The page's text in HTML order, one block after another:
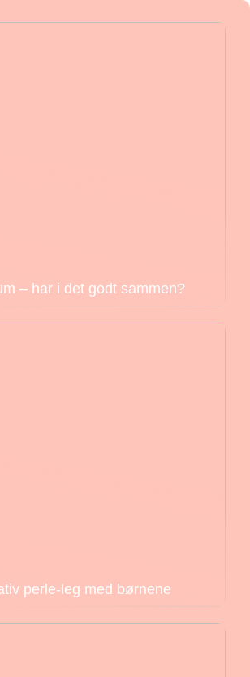
– har i det godt sammen?
perle-leg med børnene